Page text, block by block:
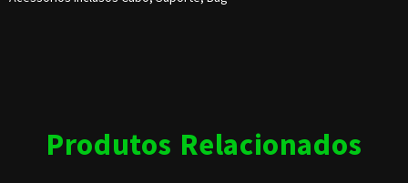
Produtos Relacionados